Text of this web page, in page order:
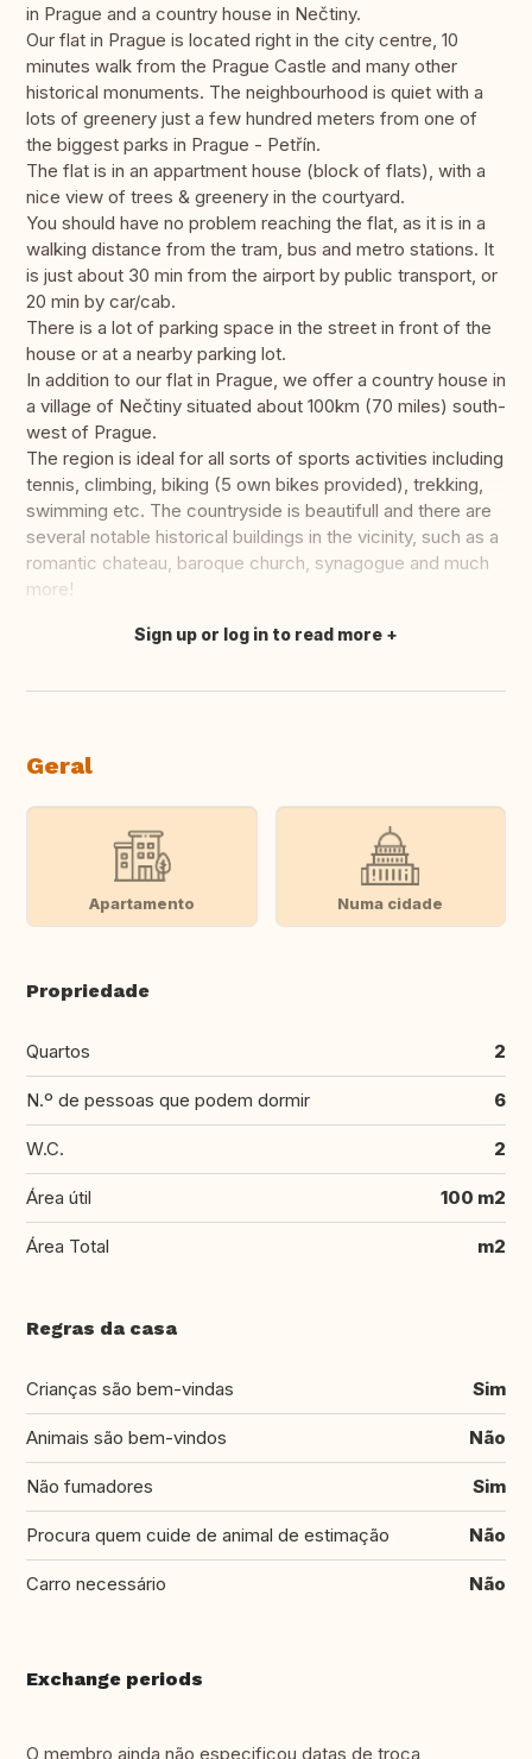
in Prague and a country house in Nečtiny.
Our flat in Prague is located right in the city centre, 10
minutes walk from the Prague Castle and many other
historical monuments. The neighbourhood is quiet with a
lots of greenery just a few hundred meters from one of
the biggest parks in Prague - Petřín.
The flat is in an appartment house (block of flats), with a
nice view of trees & greenery in the courtyard.
You should have no problem reaching the flat, as it is in a
walking distance from the tram, bus and metro stations. It
is just about 30 min from the airport by public transport, or
20 min by car/cab.
There is a lot of parking space in the street in front of the
house or at a nearby parking lot.
In addition to our flat in Prague, we offer a country house in
a village of Nečtiny situated about 100km (70 miles) south-
west of Prague.
The region is ideal for all sorts of sports activities including
tennis, climbing, biking (5 own bikes provided), trekking,
swimming etc. The countryside is beautifull and there are
several notable historical buildings in the vicinity, such as a
romantic chateau, baroque church, synagogue and much
more!
Fazer tradução
Sign up or log in to read more
Geral
Apartamento Numa cidade
Propriedade
Quartos 2
N.º de pessoas que podem dormir 6
W.C. 2
Área útil 100 m2
Área Total m2
Regras da casa
Crianças são bem-vindas Sim
Animais são bem-vindos Não
Não fumadores Sim
Procura quem cuide de animal de estimação Não
Carro necessário Não
Exchange periods
O membro ainda não especificou datas de troca